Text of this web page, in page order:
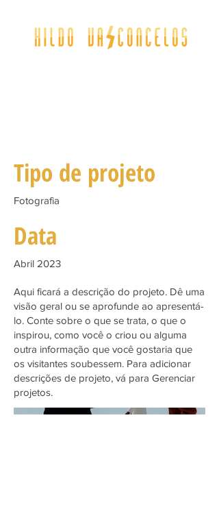
Tipo de projeto
Fotografia
Data
Abril 2023
Aqui ficará a descrição do projeto. Dê uma
visão geral ou se aprofunde ao apresentá-
lo. Conte sobre o que se trata, o que o
inspirou, como você o criou ou alguma
outra informação que você gostaria que
os visitantes soubessem. Para adicionar
descrições de projeto, vá para Gerenciar
projetos.